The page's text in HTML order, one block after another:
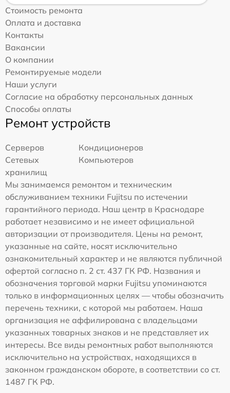
Стоимость ремонта
Оплата и доставка
Контакты
Вакансии
О компании
Ремонтируемые модели
Наши услуги
Согласие на обработку персональных данных
Способы оплаты
Ремонт устройств
Серверов
Кондиционеров
Сетевых
хранилищ
Компьютеров
Мы занимаемся ремонтом и техническим
обслуживанием техники Fujitsu по истечении
гарантийного периода. Наш центр в Краснодаре
работает независимо и не имеет официальной
авторизации от производителя. Цены на ремонт,
указанные на сайте, носят исключительно
ознакомительный характер и не являются публичной
офертой согласно п. 2 ст. 437 ГК РФ. Названия и
обозначения торговой марки Fujitsu упоминаются
только в информационных целях — чтобы обозначить
перечень техники, с которой мы работаем. Наша
организация не аффилирована с владельцами
указанных товарных знаков и не представляет их
интересы. Все виды ремонтных работ выполняются
исключительно на устройствах, находящихся в
законном гражданском обороте, в соответствии со ст.
1487 ГК РФ.